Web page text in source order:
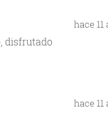
disfrutado
hace 11
hace 11